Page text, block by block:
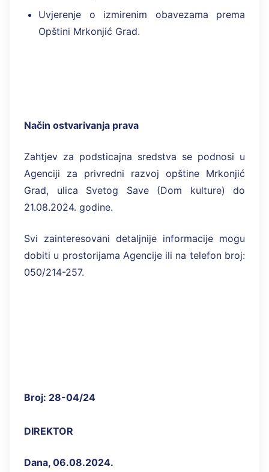
Uvjerenje o izmirenim obavezama prema
Opštini Mrkonjić Grad.
Način ostvarivanja prava
Zahtjev za podsticajna sredstva se podnosi u
Agenciji za privredni razvoj opštine Mrkonjić
Grad, ulica Svetog Save (Dom kulture) do
21.08.2024. godine.
Svi zainteresovani detaljnije informacije mogu
dobiti u prostorijama Agencije ili na telefon broj:
050/214-257.
Broj: 28-04/24
DIREKTOR
Dana, 06.08.2024.